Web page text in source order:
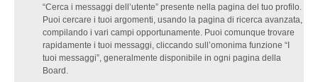
“Cerca i messaggi dell’utente” presente nella pagina del tuo profilo.
Puoi cercare i tuoi argomenti, usando la pagina di ricerca avanzata,
compilando i vari campi opportunamente. Puoi comunque trovare
rapidamente i tuoi messaggi, cliccando sull’omonima funzione “I
tuoi messaggi”, generalmente disponibile in ogni pagina della
Board.